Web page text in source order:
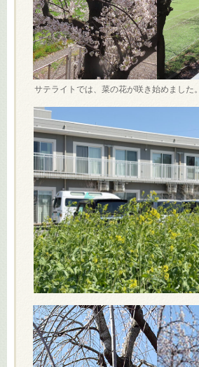
サテライトでは、菜の花が咲き始めました。